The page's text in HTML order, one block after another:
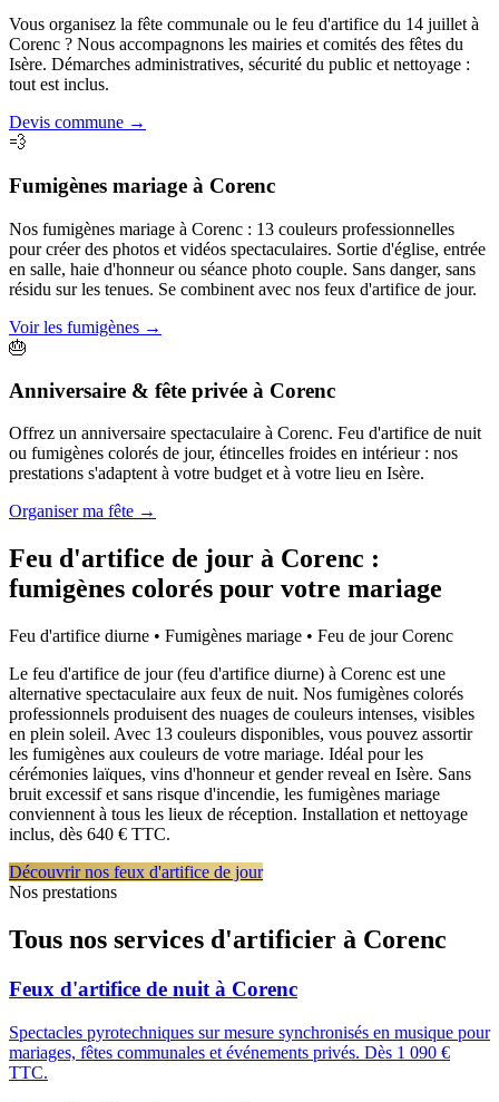
Vous organisez la fête communale ou le feu d'artifice du 14 juillet à
Corenc ? Nous accompagnons les mairies et comités des fêtes du
Isère. Démarches administratives, sécurité du public et nettoyage :
tout est inclus.
Devis commune →
💨
Fumigènes mariage à Corenc
Nos fumigènes mariage à Corenc : 13 couleurs professionnelles
pour créer des photos et vidéos spectaculaires. Sortie d'église, entrée
en salle, haie d'honneur ou séance photo couple. Sans danger, sans
résidu sur les tenues. Se combinent avec nos feux d'artifice de jour.
Voir les fumigènes →
🎂
Anniversaire & fête privée à Corenc
Offrez un anniversaire spectaculaire à Corenc. Feu d'artifice de nuit
ou fumigènes colorés de jour, étincelles froides en intérieur : nos
prestations s'adaptent à votre budget et à votre lieu en Isère.
Organiser ma fête →
Feu d'artifice de jour à Corenc :
fumigènes colorés pour votre mariage
Feu d'artifice diurne • Fumigènes mariage • Feu de jourCorenc
Le feu d'artifice de jour (feu d'artifice diurne) à Corenc est une
alternative spectaculaire aux feux de nuit. Nos fumigènes colorés
professionnels produisent des nuages de couleurs intenses, visibles
en plein soleil. Avec 13 couleurs disponibles, vous pouvez assortir
les fumigènes aux couleurs de votre mariage. Idéal pour les
cérémonies laïques, vins d'honneur et gender reveal en Isère. Sans
bruit excessif et sans risque d'incendie, les fumigènes mariage
conviennent à tous les lieux de réception. Installation et nettoyage
inclus, dès 640 € TTC.
Découvrir nos feux d'artifice de jour
Nos prestations
Tous nos services d'artificier à Corenc
Feux d'artifice de nuit à Corenc
Spectacles pyrotechniques sur mesure synchronisés en musique pour
mariages, fêtes communales et événements privés. Dès 1 090 €
TTC.